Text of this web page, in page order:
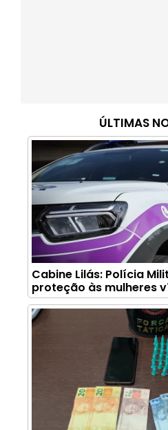
ÚLTIMAS
Cabine Lilás: Polícia
proteção às mulheres